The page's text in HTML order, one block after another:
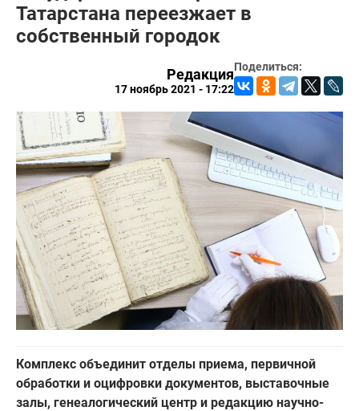
Татарстана переезжает в
собственный городок
Поделиться:
Редакция
17 ноябрь 2021 - 17:22
Комплекс объединит отделы приема, первичной
обработки и оцифровки документов, выставочные
залы, генеалогический центр и редакцию научно-